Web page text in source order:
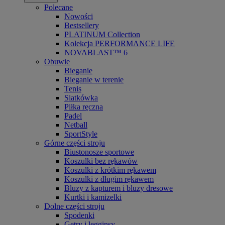
Polecane
Nowości
Bestsellery
PLATINUM Collection
Kolekcja PERFORMANCE LIFE
NOVABLAST™ 6
Obuwie
Bieganie
Bieganie w terenie
Tenis
Siatkówka
Piłka ręczna
Padel
Netball
SportStyle
Górne części stroju
Biustonosze sportowe
Koszulki bez rękawów
Koszulki z krótkim rękawem
Koszulki z długim rękawem
Bluzy z kapturem i bluzy dresowe
Kurtki i kamizelki
Dolne części stroju
Spodenki